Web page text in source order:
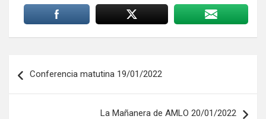
de
Conferencia matutina 19/01/2022
La Mañanera de AMLO 20/01/2022